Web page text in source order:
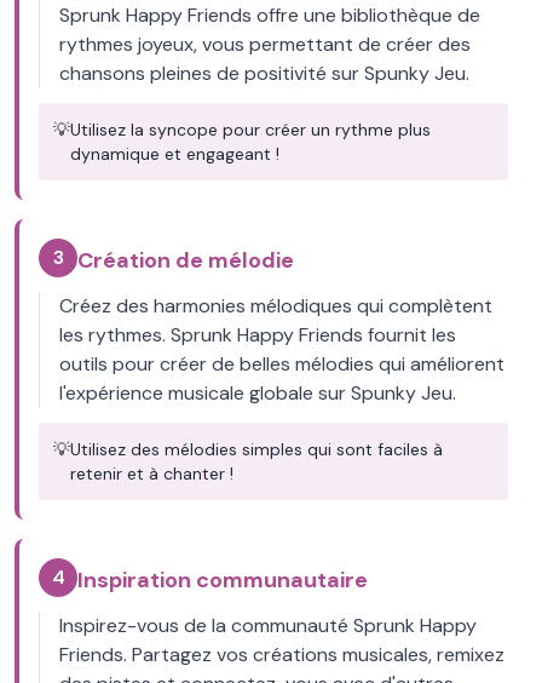
Sprunk Happy Friends offre une bibliothèque de
rythmes joyeux, vous permettant de créer des
chansons pleines de positivité sur Spunky Jeu.
💡Utilisez la syncope pour créer un rythme plus
dynamique et engageant !
3 Création de mélodie
Créez des harmonies mélodiques qui complètent
les rythmes. Sprunk Happy Friends fournit les
outils pour créer de belles mélodies qui améliorent
l'expérience musicale globale sur Spunky Jeu.
💡Utilisez des mélodies simples qui sont faciles à
retenir et à chanter !
4 Inspiration communautaire
Inspirez-vous de la communauté Sprunk Happy
Friends. Partagez vos créations musicales, remixez